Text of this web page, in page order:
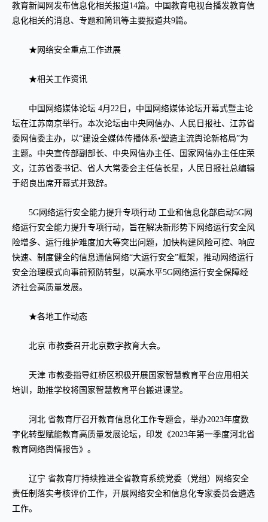
教育新闻网发布信息化相关报道14篇。中国教育电视台播发教育信
息化相关的消息、专题和简讯等主要报道共9篇。
★网络安全重点工作进展
★相关工作资讯
中国网络媒体论坛 4月22日，中国网络媒体论坛开幕式暨主论
坛在江苏南京举行。本次论坛由中央网信办、人民日报社、江苏省
委网信委主办，以“建设全媒体传播体系•塑造主流舆论新格局”为
主题。中央宣传部副部长、中央网信办主任、国家网信办主任庄荣
文，江苏省委书记、省人大常委会主任信长星，人民日报社总编辑
于绍良出席开幕式并致辞。
5G网络运行安全能力提升专项行动 工业和信息化部启动5G网
络运行安全能力提升专项行动，旨在解决新形势下网络运行安全风
险增多、运行维护难度加大等突出问题，加快构建风险可控、响应
快速、制度健全的信息通信网络“大运行安全”框架，推动网络运行
安全治理模式向事前预防转型，以高水平5G网络运行安全保障经
济社会高质量发展。
★各地工作动态
北京 市教委召开北京数字教育大会。
天津 市教委指导红桥区积极开展国家智慧教育平台应用相关
培训，助推学校将国家智慧教育平台搬进课堂。
河北 省教育厅召开教育信息化工作专题会，举办2023年度数
字化转型赋能教育高质量发展论坛，印发《2023年第一季度河北省
教育网络舆情报告》。
辽宁 省教育厅持续推进全省教育系统党委（党组）网络安全
责任制落实考核评价工作，开展网络安全和信息化专家委员会遴选
工作。